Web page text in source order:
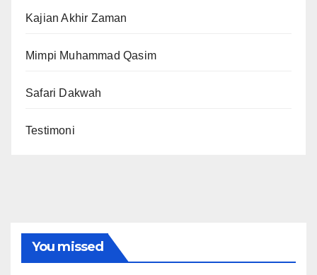
Kajian Akhir Zaman
Mimpi Muhammad Qasim
Safari Dakwah
Testimoni
You missed